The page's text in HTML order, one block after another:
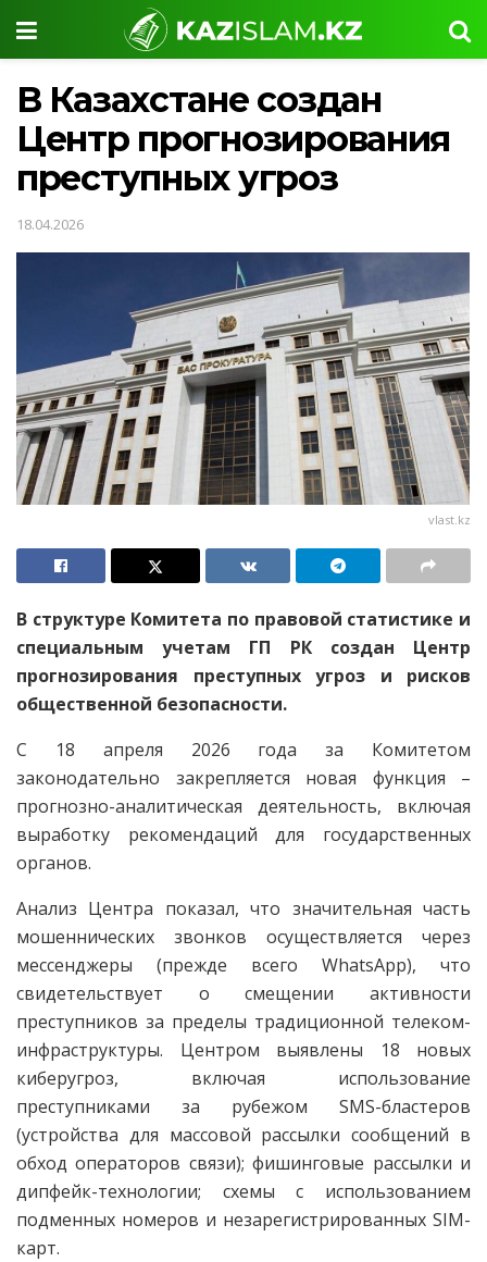
В Казахстане создан
Центр прогнозирования
преступных угроз
18.04.2026
vlast.kz
В структуре Комитета по правовой статистике и
специальным учетам ГП РК создан Центр
прогнозирования преступных угроз и рисков
общественной безопасности.
С 18 апреля 2026 года за Комитетом
законодательно закрепляется новая функция –
прогнозно-аналитическая деятельность, включая
выработку рекомендаций для государственных
органов.
Анализ Центра показал, что значительная часть
мошеннических звонков осуществляется через
мессенджеры (прежде всего WhatsApp), что
свидетельствует о смещении активности
преступников за пределы традиционной телеком-
инфраструктуры. Центром выявлены 18 новых
киберугроз, включая использование
преступниками за рубежом SMS-бластеров
(устройства для массовой рассылки сообщений в
обход операторов связи); фишинговые рассылки и
дипфейк-технологии; схемы с использованием
подменных номеров и незарегистрированных SIM-
карт.